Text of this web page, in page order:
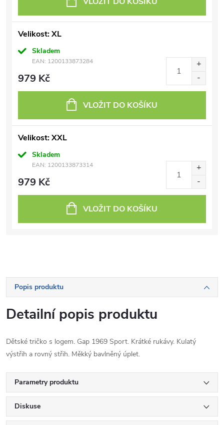
Velikost: XL
Skladem
EAN: 1200133873284
979 Kč
VLOŽIT DO KOŠÍKU
Velikost: XXL
Skladem
EAN: 1200133873314
979 Kč
VLOŽIT DO KOŠÍKU
Popis produktu
Detailní popis produktu
Dětské tričko s logem. Gap 1969 Sport. Krátké rukávy. Kulatý
výstřih a rovný střih. Měkký bavlněný úplet.
Parametry produktu
Diskuse